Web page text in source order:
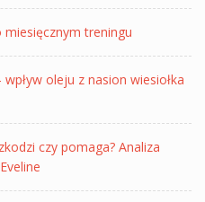
treningu
oleju z nasion wiesiołka
czy pomaga? Analiza